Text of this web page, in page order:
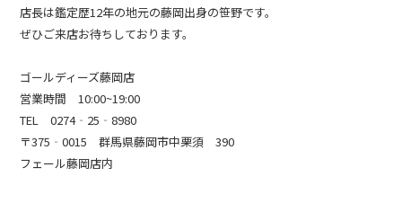
店長は鑑定歴12年の地元の藤岡出身の笹野です。
ぜひご来店お待ちしております。
ゴールディーズ藤岡店
営業時間 10:00~19:00
TEL 0274‐25‐8980
〒375‐0015 群馬県藤岡市中栗須 390
フェール藤岡店内